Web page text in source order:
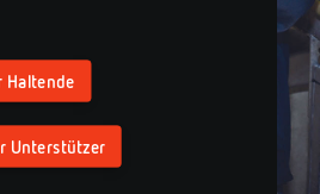
Haltende
Unterstützer